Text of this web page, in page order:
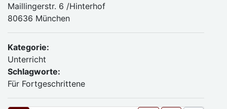
Maillingerstr. 6 /Hinterhof
80636 München
Kategorie:
Unterricht
Schlagworte:
Für Fortgeschrittene